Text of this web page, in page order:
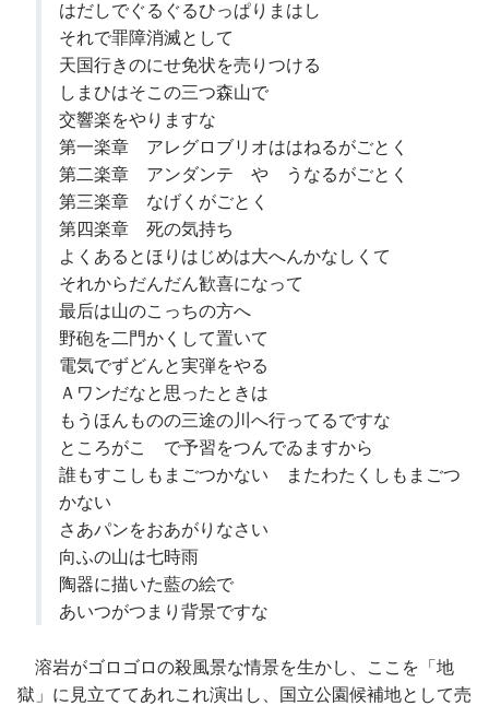
はだしでぐるぐるひっぱりまはし
それで罪障消滅として
天国行きのにせ免状を売りつける
しまひはそこの三つ森山で
交響楽をやりますな
第一楽章 アレグロブリオははねるがごとく
第二楽章 アンダンテ やゝうなるがごとく
第三楽章 なげくがごとく
第四楽章 死の気持ち
よくあるとほりはじめは大へんかなしくて
それからだんだん歓喜になって
最后は山のこっちの方へ
野砲を二門かくして置いて
電気でずどんと実弾をやる
Ａワンだなと思ったときは
もうほんものの三途の川へ行ってるですな
ところがこゝで予習をつんでゐますから
誰もすこしもまごつかない またわたくしもまごつ
かない
さあパンをおあがりなさい
向ふの山は七時雨
陶器に描いた藍の絵で
あいつがつまり背景ですな
溶岩がゴロゴロの殺風景な情景を生かし、ここを「地
獄」に見立ててあれこれ演出し、国立公園候補地として売